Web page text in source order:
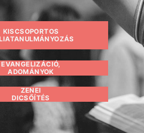
KISCSOPORTOS
EVANGELIZÁCIÓ,
ADOMÁNYOK
ZENEI
DICSŐÍTÉS